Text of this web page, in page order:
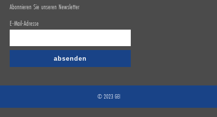
Abonnieren Sie unseren Newsletter
E-Mail-Adresse
© 2023 GEI